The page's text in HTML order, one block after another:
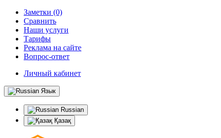
Заметки (0)
Сравнить
Наши услуги
Тарифы
Реклама на сайте
Вопрос-ответ
Личный кабинет
Язык
Russian
Қазақ